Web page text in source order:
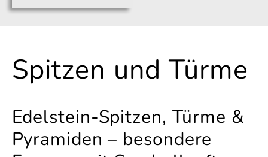
Menge
Title
Menge
Title
K
a
t
Spitzen und Türme
Edelstein-Spitzen, Türme &
Pyramiden – besondere